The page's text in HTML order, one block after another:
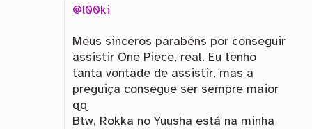
@l00ki
Meus sinceros parabéns por conseguir
assistir One Piece, real. Eu tenho
tanta vontade de assistir, mas a
preguiça consegue ser sempre maior
qq
Btw, Rokka no Yuusha está na minha